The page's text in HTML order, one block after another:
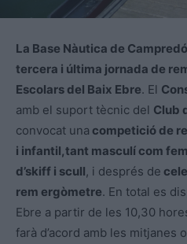
La Base Nàutica de Campredó
tercera i última jornada de
Escolars del Baix Ebre. El
amb el suport tècnic del Club
convocat una competició de
i infantil,tant masculí com
d’skiff i scull, i després de
rem ergòmetre. En total es
Ebre a partir de les 10,30
farà d’acord amb les